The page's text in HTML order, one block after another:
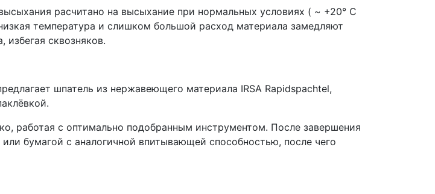
расчитано на высыхание при нормальных условиях ( ~ +20° С
температура и слишком большой расход материала замедляют
сквозняков.
шпатель из нержавеющего материала IRSA Rapidspachtel,
работая с оптимально подобранным инструментом. После завершения
бумагой с аналогичной впитывающей способностью, после чего